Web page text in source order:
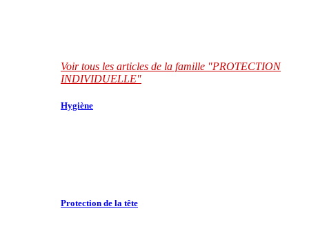
Voir tous les articles de la famille "PROTECTION
INDIVIDUELLE"
Hygiène
Protection de la tête